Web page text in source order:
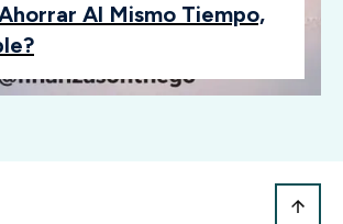
Al Mismo Tiempo,